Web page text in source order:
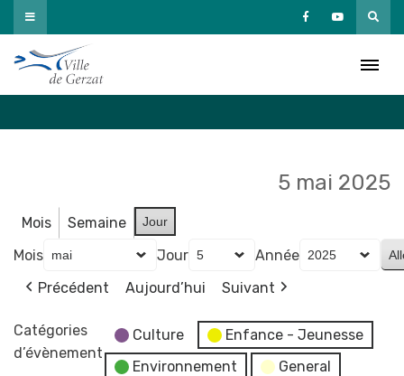
Passer
au
contenu
5 mai 2025
Mois Semaine Jour
Mois Jour
Année
Précédent
Aujourd’hui Suivant
Catégories
d’évènement
Culture
Enfance - Jeunesse
Environnement
General